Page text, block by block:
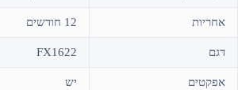
אחריות 12 חודשים
דגם FX1622
אפקטים יש